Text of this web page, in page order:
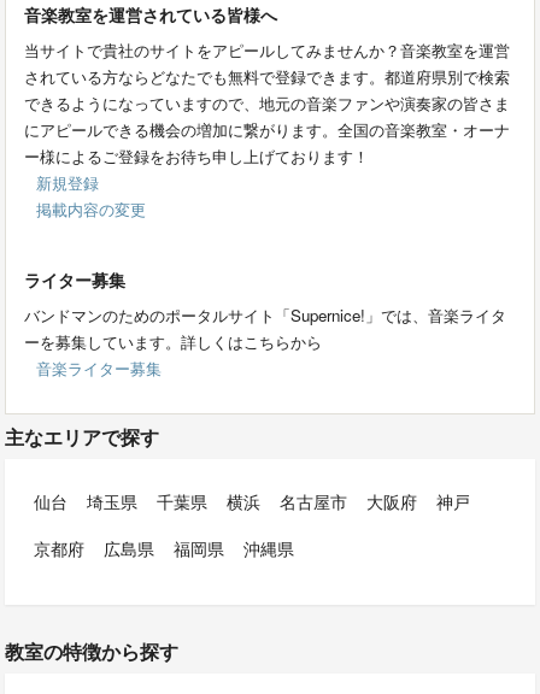
音楽教室を運営されている皆様へ
当サイトで貴社のサイトをアピールしてみませんか？音楽教室を運営
されている方ならどなたでも無料で登録できます。都道府県別で検索
できるようになっていますので、地元の音楽ファンや演奏家の皆さま
にアピールできる機会の増加に繋がります。全国の音楽教室・オーナ
ー様によるご登録をお待ち申し上げております！
新規登録
掲載内容の変更
ライター募集
バンドマンのためのポータルサイト「Supernice!」では、音楽ライタ
ーを募集しています。詳しくはこちらから
音楽ライター募集
主なエリアで探す
仙台 埼玉県 千葉県 横浜 名古屋市 大阪府
神戸
京都府
広島県 福岡県 沖縄県
教室の特徴から探す